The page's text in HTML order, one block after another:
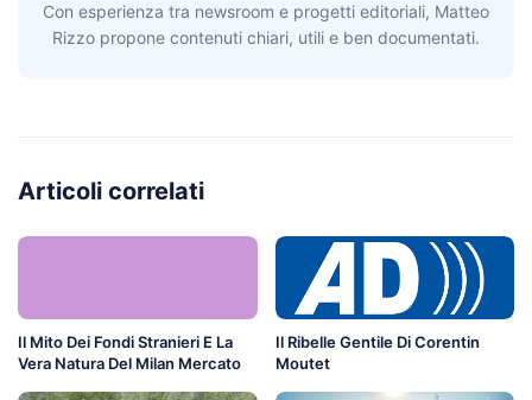
Con esperienza tra newsroom e progetti editoriali, Matteo
Rizzo propone contenuti chiari, utili e ben documentati.
Articoli correlati
Il Mito Dei Fondi Stranieri E La
Vera Natura Del Milan Mercato
Il Ribelle Gentile Di Corentin
Moutet